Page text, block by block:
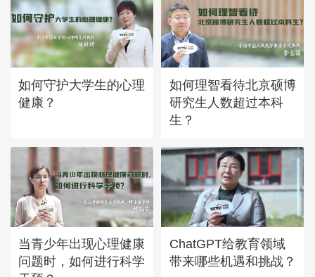
如何守护大学生的心理
健康？
如何理智看待北京硕博
研究生人数超过本科
生？
当青少年出现心理健康
问题时，如何进行科学
ChatGPT给教育领域
带来哪些机遇和挑战？